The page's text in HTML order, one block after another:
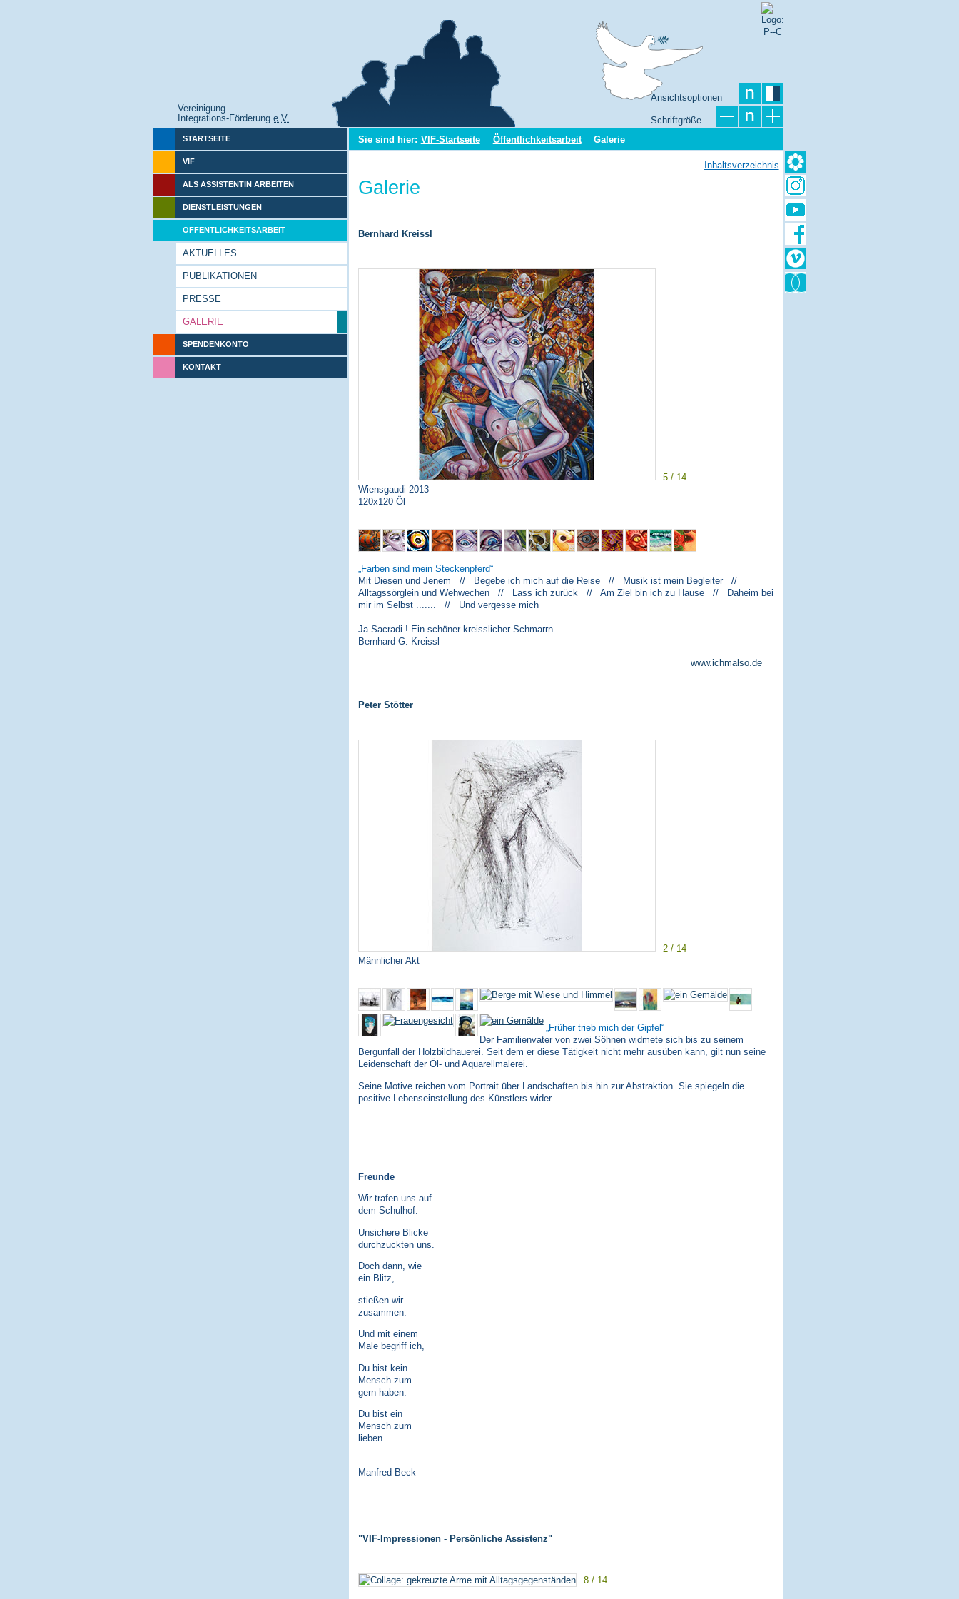
Vereinigung
Integrations-Förderung e.V.
Ansichtsoptionen
Schriftgröße
STARTSEITE
VIF
ALS ASSISTENTIN ARBEITEN
DIENSTLEISTUNGEN
ÖFFENTLICHKEITSARBEIT
AKTUELLES
PUBLIKATIONEN
PRESSE
GALERIE
SPENDENKONTO
KONTAKT
Sie sind hier: VIF-Startseite Öffentlichkeitsarbeit Galerie
Inhaltsverzeichnis
Galerie
Bernhard Kreissl
5 / 14
Wiensgaudi 2013
120x120 Öl
Farben sind mein Steckenpferd
Mit Diesen und Jenem // Begebe ich mich auf die Reise // Musik ist mein Begleiter //
Alltagssörglein und Wehwechen // Lass ich zurück // Am Ziel bin ich zu Hause // Daheim bei
mir im Selbst ....... // Und vergesse mich
Ja Sacradi ! Ein schöner kreisslicher Schmarrn
Bernhard G. Kreissl
www.ichmalso.de
Peter Stötter
2 / 14
Männlicher Akt
Früher trieb mich der Gipfel
Der Familienvater von zwei Söhnen widmete sich bis zu seinem
Bergunfall der Holzbildhauerei. Seit dem er diese Tätigkeit nicht mehr ausüben kann, gilt nun seine
Leidenschaft der Öl- und Aquarellmalerei.
Seine Motive reichen vom Portrait über Landschaften bis hin zur Abstraktion. Sie spiegeln die
positive Lebenseinstellung des Künstlers wider.
Freunde
Wir trafen uns auf
dem Schulhof.
Unsichere Blicke
durchzuckten uns.
Doch dann, wie
ein Blitz,
stießen wir
zusammen.
Und mit einem
Male begriff ich,
Du bist kein
Mensch zum
gern haben.
Du bist ein
Mensch zum
lieben.
Manfred Beck
"VIF-Impressionen - Persönliche Assistenz"
8 / 14